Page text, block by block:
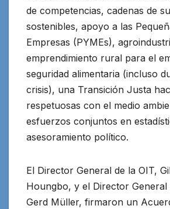
de competencias, cadenas de
sostenibles, apoyo a las
Empresas (PYMEs),
emprendimiento rural para el
seguridad alimentaria (incluso
crisis), una Transición Justa
respetuosas con el medio
esfuerzos conjuntos en
asesoramiento político.
El Director General de la OIT,
Houngbo, y el Director General
Gerd Müller, firmaron un